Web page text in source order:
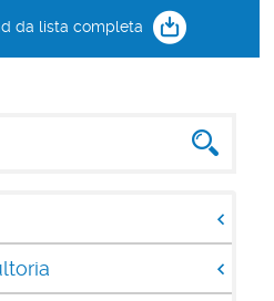
da lista completa